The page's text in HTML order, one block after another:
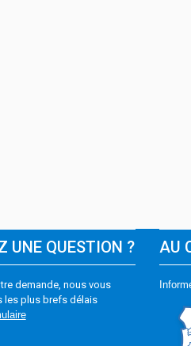
UNE QUESTION ?
demande, nous vous
les plus brefs délais
AU